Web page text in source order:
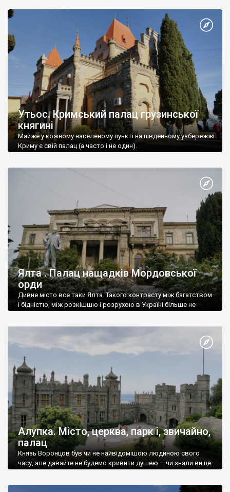
Утьос. Кримський палац грузинської
княгині
Майже у кожному населеному пункті на південному узбережжі
Криму є свій палац (а часто і не один).
Ялта . Палац нащадків Мордовської
орди
Дивне місто все таки Ялта. Такого контрасту між багатством
і бідністю, між розкішшю і розрухою в Україні більше не
Алупка. Місто, церква, парк і, звичайно,
палац
Князь Воронцов був чи не найвідомішою людиною свого
часу, але давайте не будемо кривити душею – чи знали ви це